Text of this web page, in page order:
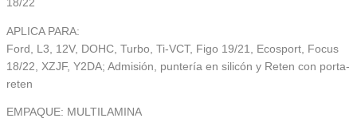
18/22
APLICA PARA:
Ford, L3, 12V, DOHC, Turbo, Ti-VCT, Figo 19/21, Ecosport, Focus
18/22, XZJF, Y2DA; Admisión, puntería en silicón y Reten con porta-
reten
EMPAQUE: MULTILAMINA